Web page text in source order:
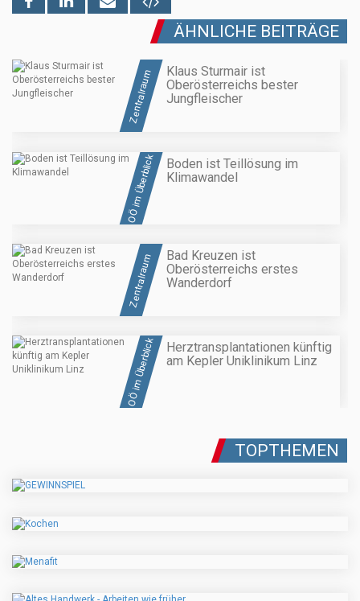
ÄHNLICHE BEITRÄGE
Zentralraum
Klaus Sturmair ist
Oberösterreichs bester
Jungfleischer
OÖ im Überblick
Boden ist Teillösung im
Klimawandel
Zentralraum
Bad Kreuzen ist
Oberösterreichs erstes
Wanderdorf
OÖ im Überblick
Herztransplantationen künftig
am Kepler Uniklinikum Linz
TOPTHEMEN